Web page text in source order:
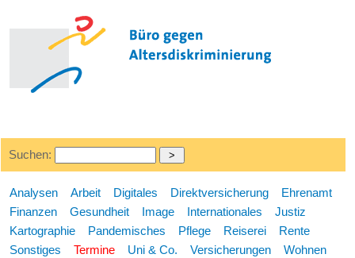
Suchen:
Analysen Arbeit Digitales Direktversicherung
Ehrenamt
Finanzen
Gesundheit Image Internationales
Justiz
Kartographie
Pandemisches Pflege Reiserei
Rente
Sonstiges
Termine Uni & Co. Versicherungen Wohnen